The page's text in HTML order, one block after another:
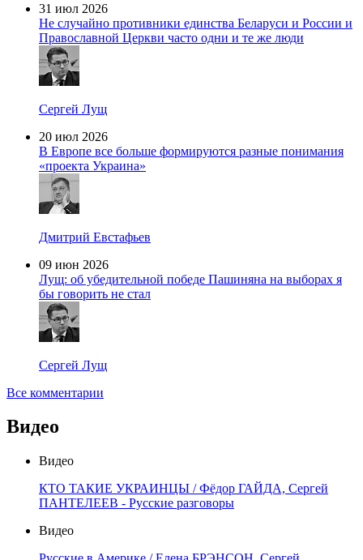
31 июл 2026
Не случайно противники единства Беларуси и России и
Православной Церкви часто одни и те же люди
Сергей Лущ
20 июл 2026
В Европе все больше формируются разные понимания
«проекта Украина»
Дмитрий Евстафьев
09 июн 2026
Лущ: об убедительной победе Пашиняна на выборах я
бы говорить не стал
Сергей Лущ
Все комментарии
Видео
Видео
КТО ТАКИЕ УКРАИНЦЫ / Фёдор ГАЙДА, Сергей
ПАНТЕЛЕЕВ - Русские разговоры
Видео